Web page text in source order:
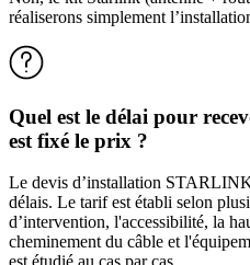
réaliserons simplement
Quel est le délai pour
est fixé le prix ?
Le devis d’installation
délais. Le tarif est établi selon
d’intervention, l'accessibilité, la
cheminement du câble et